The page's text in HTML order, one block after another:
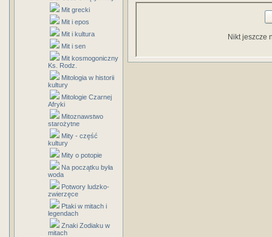
Mit grecki
Mit i epos
Mit i kultura
Mit i sen
Mit kosmogoniczny
Ks. Rodz.
Mitologia w historii
kultury
Mitologie Czarnej
Afryki
Mitoznawstwo
starożytne
Mity - część
kultury
Mity o potopie
Na początku była
woda
Potwory ludzko-
zwierzęce
Ptaki w mitach i
legendach
Znaki Zodiaku w
mitach
Nikt jeszcze